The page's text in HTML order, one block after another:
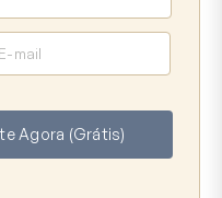
Agora (Grátis)